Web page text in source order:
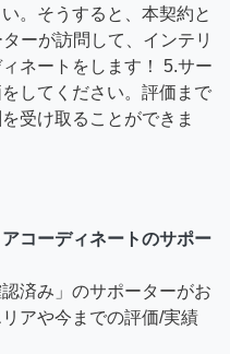
。そうすると、本契約と
ーが訪問して、インテリ
ネートをします！ 5.サー
してください。評価まで
受け取ることができま
コーディネートのサポー
済み」のサポーターがお
アや今までの評価/実績